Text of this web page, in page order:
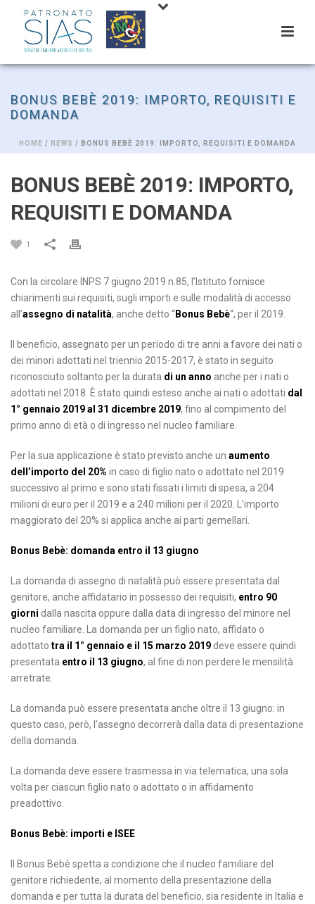
BONUS BEBÈ 2019: IMPORTO, REQUISITI E
DOMANDA
HOME / NEWS / BONUS BEBÈ 2019: IMPORTO, REQUISITI E DOMANDA
BONUS BEBÈ 2019: IMPORTO,
REQUISITI E DOMANDA
1
Con la circolare INPS 7 giugno 2019 n.85, l’Istituto fornisce
chiarimenti sui requisiti, sugli importi e sulle modalità di accesso
all’assegno di natalità, anche detto “Bonus Bebè“, per il 2019.
Il beneficio, assegnato per un periodo di tre anni a favore dei nati o
dei minori adottati nel triennio 2015-2017, è stato in seguito
riconosciuto soltanto per la durata di un anno anche per i nati o
adottati nel 2018. È stato quindi esteso anche ai nati o adottati dal
1° gennaio 2019 al 31 dicembre 2019, fino al compimento del
primo anno di età o di ingresso nel nucleo familiare.
Per la sua applicazione è stato previsto anche un aumento
dell’importo del 20% in caso di figlio nato o adottato nel 2019
successivo al primo e sono stati fissati i limiti di spesa, a 204
milioni di euro per il 2019 e a 240 milioni per il 2020. L’importo
maggiorato del 20% si applica anche ai parti gemellari.
Bonus Bebè: domanda entro il 13 giugno
La domanda di assegno di natalità può essere presentata dal
genitore, anche affidatario in possesso dei requisiti, entro 90
giorni dalla nascita oppure dalla data di ingresso del minore nel
nucleo familiare. La domanda per un figlio nato, affidato o
adottato tra il 1° gennaio e il 15 marzo 2019 deve essere quindi
presentata entro il 13 giugno, al fine di non perdere le mensilità
arretrate.
La domanda può essere presentata anche oltre il 13 giugno: in
questo caso, però, l’assegno decorrerà dalla data di presentazione
della domanda.
La domanda deve essere trasmessa in via telematica, una sola
volta per ciascun figlio nato o adottato o in affidamento
preadottivo.
Bonus Bebè: importi e ISEE
Il Bonus Bebè spetta a condizione che il nucleo familiare del
genitore richiedente, al momento della presentazione della
domanda e per tutta la durata del beneficio, sia residente in Italia e